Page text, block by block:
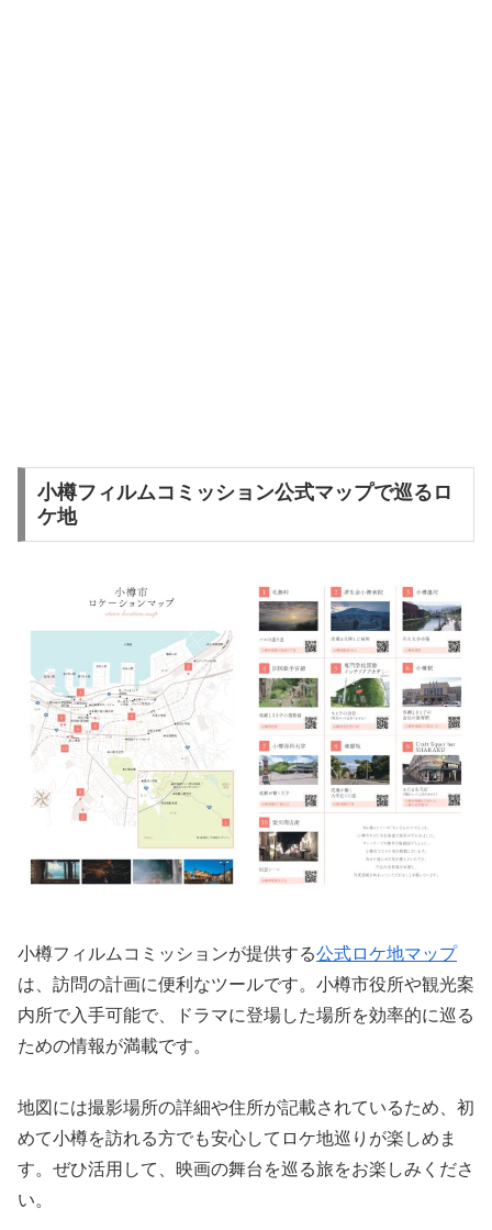
小樽フィルムコミッション公式マップで巡るロ
ケ地
小樽フィルムコミッションが提供する公式ロケ地マップ
は、訪問の計画に便利なツールです。小樽市役所や観光案
内所で入手可能で、ドラマに登場した場所を効率的に巡る
ための情報が満載です。
地図には撮影場所の詳細や住所が記載されているため、初
めて小樽を訪れる方でも安心してロケ地巡りが楽しめま
す。ぜひ活用して、映画の舞台を巡る旅をお楽しみくださ
い。